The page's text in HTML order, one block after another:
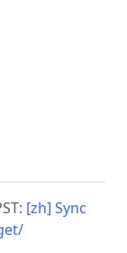
[zh] Sync